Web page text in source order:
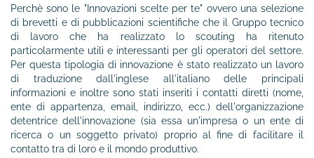
Perchè sono le "Innovazioni scelte per te" ovvero una selezione
di brevetti e di pubblicazioni scientifiche che il Gruppo tecnico
di lavoro che ha realizzato lo scouting ha ritenuto
particolarmente utili e interessanti per gli operatori del settore.
Per questa tipologia di innovazione è stato realizzato un lavoro
di traduzione dall'inglese all'italiano delle principali
informazioni e inoltre sono stati inseriti i contatti diretti (nome,
ente di appartenza, email, indirizzo, ecc.) dell'organizzazione
detentrice dell'innovazione (sia essa un'impresa o un ente di
ricerca o un soggetto privato) proprio al fine di facilitare il
contatto tra di loro e il mondo produttivo.